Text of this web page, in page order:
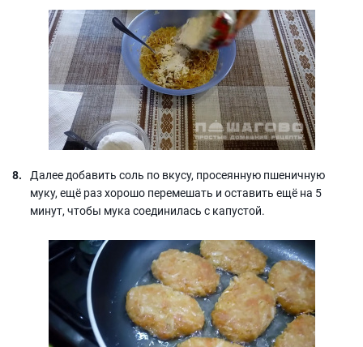
Далее добавить соль по вкусу, просеянную пшеничную
муку, ещё раз хорошо перемешать и оставить ещё на 5
минут, чтобы мука соединилась с капустой.